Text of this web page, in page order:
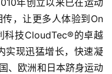
，让更多人体验到On
科技CloudTec®的卓越
实现迅猛增长，快速凝
、欧洲和日本跻身运动